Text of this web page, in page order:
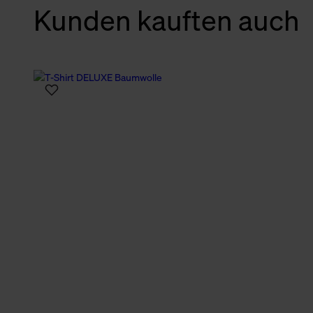
verbundene Verwendung
Kunden kauften auch